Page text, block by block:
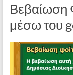
Βεβαίωση
μέσω του